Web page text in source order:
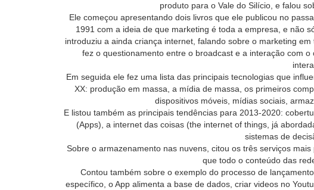
produto para o Vale do Silício, e falou
Ele começou apresentando dois livros que ele publicou no
1991 com a ideia de que marketing é toda a empresa, e não
introduziu a ainda criança internet, falando sobre o marketing
fez o questionamento entre o broadcast e a interação com
Em seguida ele fez uma lista das principais tecnologias que
XX: produção em massa, a mídia de massa, os primeiros
dispositivos móveis, mídias sociais,
E listou também as principais tendências para 2013-2020:
(Apps), a internet das coisas (the internet of things, já
sistemas de
Sobre o armazenamento nas nuvens, citou os três serviços
que todo o conteúdo das
Contou também sobre o exemplo do processo de
específico, o App alimenta a base de dados, criar videos no